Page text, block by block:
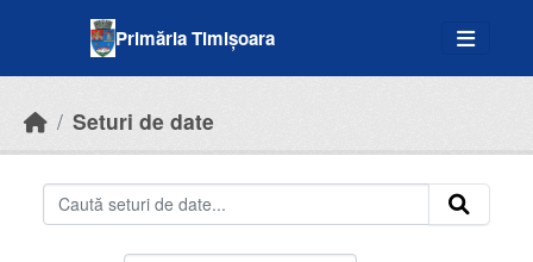
Primăria Timișoara
Seturi de date